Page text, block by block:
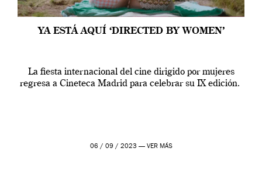
YA ESTÁ AQUÍ ‘DIRECTED BY WOMEN’
La fiesta internacional del cine dirigido por mujeres
regresa a Cineteca Madrid para celebrar su IX edición.
06 / 09 / 2023 — VER MÁS